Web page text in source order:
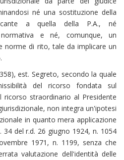
né una sostituzione della
a quella della P.A., né
e né, comunque, un
norme di rito, tale da implicare un
est. Segreto, secondo la quale
del ricorso fondata sul
ricorso straordinario al Presidente
non integra un'ipotesi
in quanto mera applicazione
del r.d. 26 giugno 1924, n. 1054
1971, n. 1199, senza che
valutazione dell'identità delle